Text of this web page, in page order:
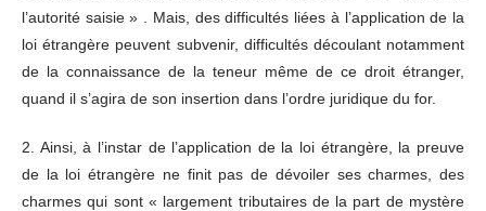
l’autorité saisie » . Mais, des difficultés liées à l’application de la
loi étrangère peuvent subvenir, difficultés découlant notamment
de la connaissance de la teneur même de ce droit étranger,
quand il s’agira de son insertion dans l’ordre juridique du for.
2. Ainsi, à l’instar de l’application de la loi étrangère, la preuve
de la loi étrangère ne finit pas de dévoiler ses charmes, des
charmes qui sont « largement tributaires de la part de mystère